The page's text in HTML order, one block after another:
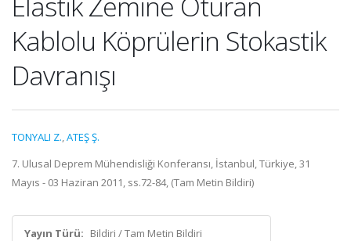
Kablolu Köprülerin Stokastik
Davranışı
TONYALI Z.,ATEŞ Ş.
7. Ulusal Deprem Mühendisliği Konferansı, İstanbul, Türkiye, 31
Mayıs - 03 Haziran 2011, ss.72-84, (Tam Metin Bildiri)
Yayın Türü: Bildiri / Tam Metin Bildiri